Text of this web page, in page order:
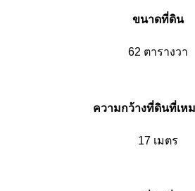
ขนาดที่ดิน
62 ตารางวา
ความกว้างที่ดินที่เห
17 เมตร